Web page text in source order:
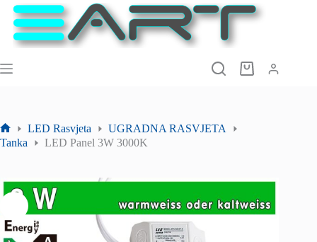
Preskoči
sadržaj
Košarica
Početna
LED Rasvjeta
UGRADNA RASVJETA
Tanka
LED Panel 3W 3000K